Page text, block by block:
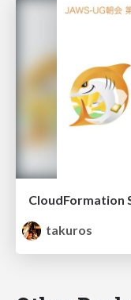
takuros